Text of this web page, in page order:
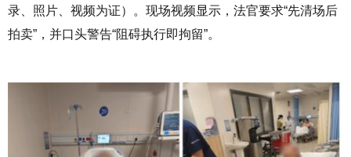
录、照片、视频为证）。现场视频显示，法官要求“先清场后
拍卖”，并口头警告“阻碍执行即拘留”。